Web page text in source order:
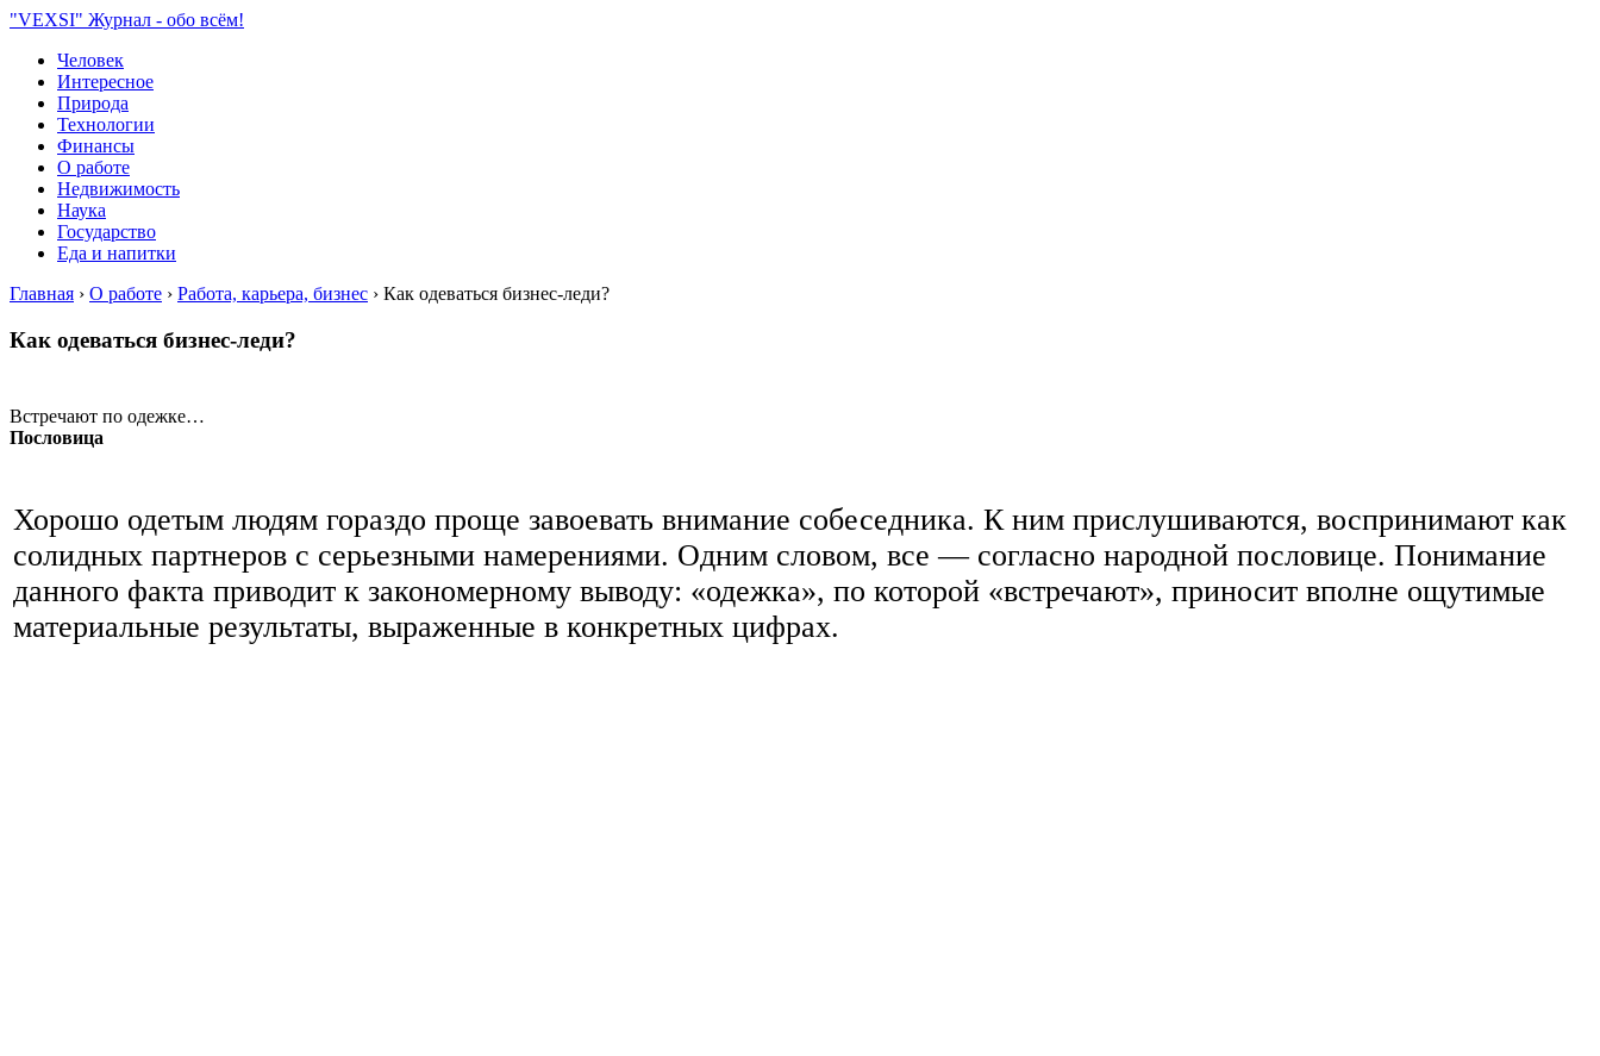
"VEXSI" Журнал - обо всём!
Человек
Интересное
Природа
Технологии
Финансы
О работе
Недвижимость
Наука
Государство
Еда и напитки
Главная › О работе › Работа, карьера, бизнес › Как одеваться бизнес-леди?
Как одеваться бизнес-леди?
Встречают по одежке…
Пословица
Хорошо одетым людям гораздо проще завоевать внимание собеседника. К ним прислушиваются, воспринимают как
солидных партнеров с серьезными намерениями. Одним словом, все — согласно народной пословице. Понимание
данного факта приводит к закономерному выводу: «одежка», по которой «встречают», приносит вполне ощутимые
материальные результаты, выраженные в конкретных цифрах.